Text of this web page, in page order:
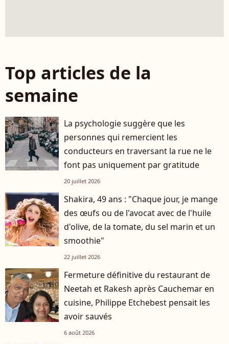
Top articles de la
semaine
La psychologie suggère que les
personnes qui remercient les
conducteurs en traversant la rue ne le
font pas uniquement par gratitude
20 juillet 2026
Shakira, 49 ans : "Chaque jour, je mange
des œufs ou de l'avocat avec de l'huile
d'olive, de la tomate, du sel marin et un
smoothie"
22 juillet 2026
Fermeture définitive du restaurant de
Neetah et Rakesh après Cauchemar en
cuisine, Philippe Etchebest pensait les
avoir sauvés
6 août 2026